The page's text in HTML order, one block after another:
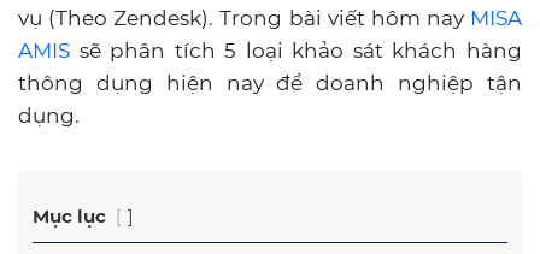
vụ (Theo Zendesk). Trong bài viết hôm nay MISA
AMIS sẽ phân tích 5 loại khảo sát khách hàng
thông dụng hiện nay để doanh nghiệp tận
dụng.
Mục lục